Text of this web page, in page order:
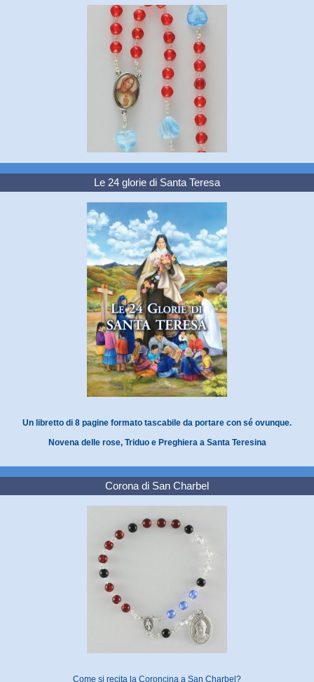
Le 24 glorie di Santa Teresa
Un libretto di 8 pagine formato tascabile da portare con sé ovunque.
Novena delle rose, Triduo e Preghiera a Santa Teresina
Corona di San Charbel
Come si recita la Coroncina a San Charbel?